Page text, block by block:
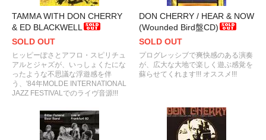
TAMMA WITH DON CHERRY
& ED BLACKWELL
SOLD OUT
ヒッピーぽさとアフロ・スピリチュ
アルとジャズが、いっしょくたにな
ったような不思議な浮遊感を伴
う、'84年MOLDE INTERNATIONAL
JAZZ FESTIVALでのライヴ音源!!!
DON CHERRY / HEAR & NOW
(Wounded Bird盤CD)
SOLD OUT
プログレッシブで爽快感のある演奏
が、広大な大地で楽しく遊ぶ感覚を
蘇らせてくれます!!! オススメ!!!